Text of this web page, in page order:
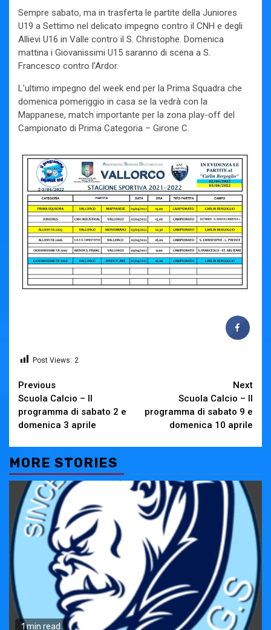
Sempre sabato, ma in trasferta le partite della Juniores
U19 a Settimo nel delicato impegno contro il CNH e degli
Allievi U16 in Valle contro il S. Christophe. Domenica
mattina i Giovanissimi U15 saranno di scena a S.
Francesco contro l’Ardor.
L’ultimo impegno del week end per la Prima Squadra che
domenica pomeriggio in casa se la vedrà con la
Mappanese, match importante per la zona play-off del
Campionato di Prima Categoria – Girone C.
Post Views: 2
Continue
Reading
Previous
Scuola Calcio – Il
programma di sabato 2 e
domenica 3 aprile
Next
Scuola Calcio – Il
programma di sabato 9 e
domenica 10 aprile
MORE STORIES
1 min read